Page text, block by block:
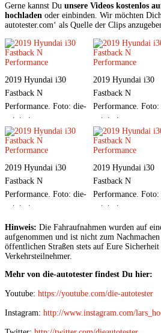
Gerne kannst Du unsere Videos kostenlos
hochladen oder einbinden. Wir möchten
autotester.com‘ als Quelle der Clips
2019 Hyundai i30
Fastback N
Performance. Foto: die-
autotester.com
2019 Hyundai i30
Fastback N
Performance.
autotester.com
2019 Hyundai i30
Fastback N
Performance. Foto: die-
autotester.com
2019 Hyundai i30
Fastback N
Performance.
autotester.com
Hinweis: Die Fahraufnahmen wurden auf
aufgenommen und ist nicht zum
öffentlichen Straßen stets auf Eure Sicherheit
Verkehrsteilnehmer.
Mehr von die-autotester findest Du hier:
Youtube: https://youtube.com/die-autotester
Instagram: http://www.instagram.com/